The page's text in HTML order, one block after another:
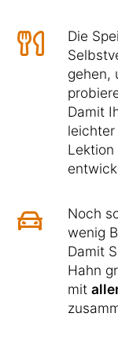
Die
gehen,
Damit
Noch
wenig
Damit
Hahn
mit